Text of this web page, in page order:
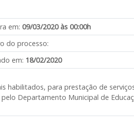
em: 09/03/2020 às 00:00h
do processo:
em: 18/02/2020
para prestação de
Departamento Municipal de